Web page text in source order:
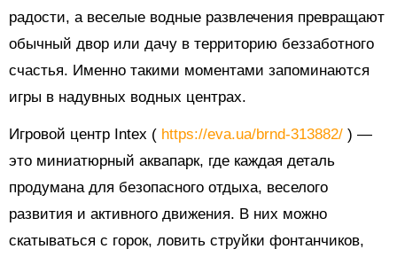
радости, а веселые водные развлечения превращают
обычный двор или дачу в территорию беззаботного
счастья. Именно такими моментами запоминаются
игры в надувных водных центрах.
Игровой центр Intex ( https://eva.ua/brnd-313882/ ) —
это миниатюрный аквапарк, где каждая деталь
продумана для безопасного отдыха, веселого
развития и активного движения. В них можно
скатываться с горок, ловить струйки фонтанчиков,